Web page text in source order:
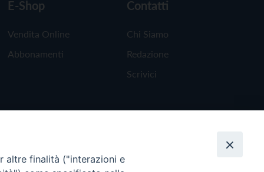
E-Shop
Vendita Online
Abbonamenti
Contatti
Chi Siamo
Redazione
Scrivici
altre finalità ("interazioni e